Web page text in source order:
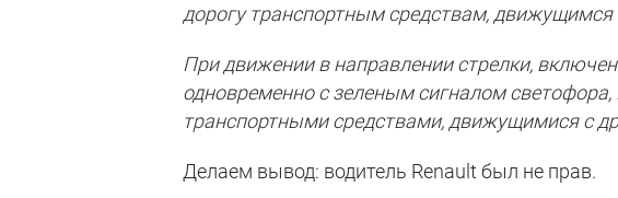
дорогу транспортным средствам, движущимся
При движении в направлении стрелки,
одновременно с зеленым сигналом
транспортными средствами, движущимися с
Делаем вывод: водитель Renault был не прав.